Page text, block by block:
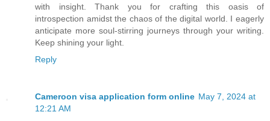
with insight. Thank you for crafting this oasis of
introspection amidst the chaos of the digital world. I eagerly
anticipate more soul-stirring journeys through your writing.
Keep shining your light.
Reply
Cameroon visa application form online May 7, 2024 at
12:21 AM